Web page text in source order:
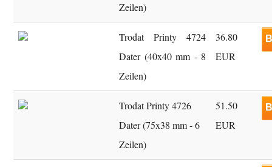
Zeilen)
Trodat Printy 4724
Dater (40x40 mm - 8
Zeilen)
36.80
EUR
Trodat Printy 4726
Dater (75x38 mm - 6
Zeilen)
51.50
EUR